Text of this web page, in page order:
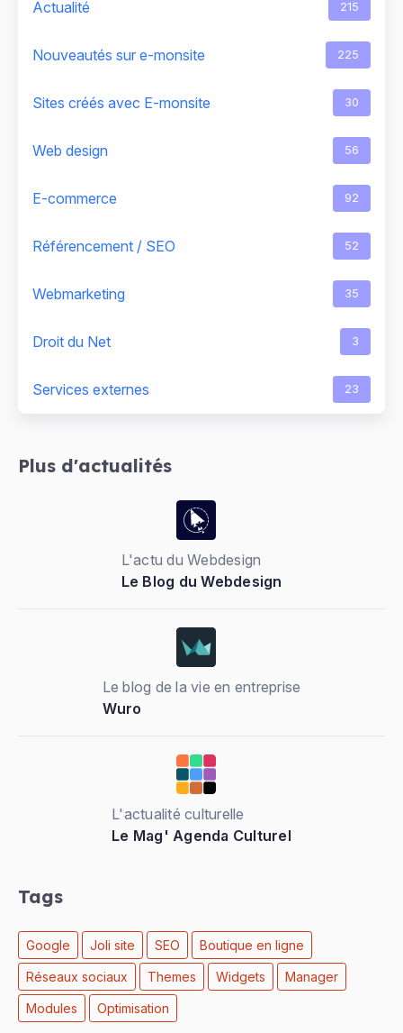
Actualité 215
Nouveautés sur e-monsite 225
Sites créés avec E-monsite 30
Web design 56
E-commerce 92
Référencement / SEO 52
Webmarketing 35
Droit du Net 3
Services externes 23
Plus d'actualités
L'actu du Webdesign
Le Blog du Webdesign
Le blog de la vie en entreprise
Wuro
L'actualité culturelle
Le Mag' Agenda Culturel
Tags
Google Joli site SEO Boutique en ligne
Réseaux sociaux Themes Widgets Manager
Modules Optimisation